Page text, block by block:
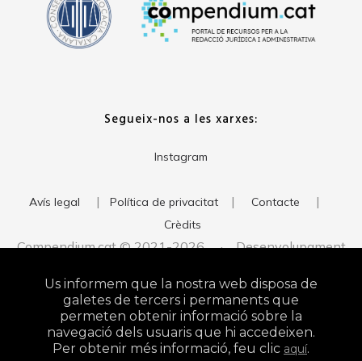
Segueix-nos a les xarxes:
Instagram
Avís legal | Política de privacitat | Contacte |
Crèdits
Compendium.cat © 2021-2026 · Desenvolupament
Studio
Us informem que la nostra web disposa de
galetes de tercers i permanents que
permeten obtenir informació sobre la
navegació dels usuaris que hi accedeixen.
Per obtenir més informació, feu clic aquí.